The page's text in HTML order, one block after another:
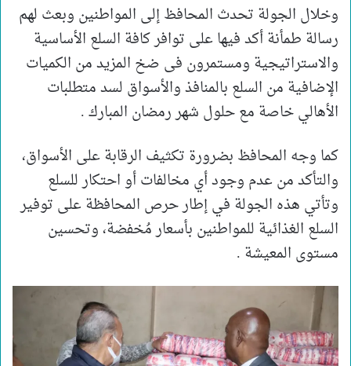
وخلال الجولة تحدث المحافظ إلى المواطنين وبعث لهم
رسالة طمأنة أكد فيها على توافر كافة السلع الأساسية
والاستراتيجية ومستمرون فى ضخ المزيد من الكميات
الإضافية من السلع بالمنافذ والأسواق لسد متطلبات
الأهالي خاصة مع حلول شهر رمضان المبارك .
كما وجه المحافظ بضرورة تكثيف الرقابة على الأسواق،
والتأكد من عدم وجود أي مخالفات أو احتكار للسلع
وتأتي هذه الجولة في إطار حرص المحافظة على توفير
السلع الغذائية للمواطنين بأسعار مُخفضة، وتحسين
مستوى المعيشة .